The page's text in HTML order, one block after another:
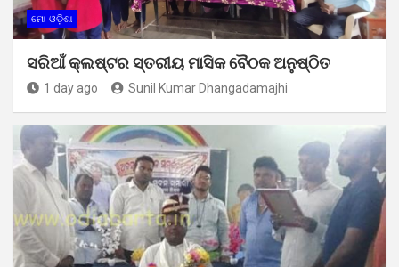
ମୋ ଓଡ଼ିଶା
ସରିଆଁ କ୍ଲଷ୍ଟର ସ୍ତରୀୟ ମାସିକ ବୈଠକ ଅନୁଷ୍ଠିତ
1 day ago Sunil Kumar Dhangadamajhi